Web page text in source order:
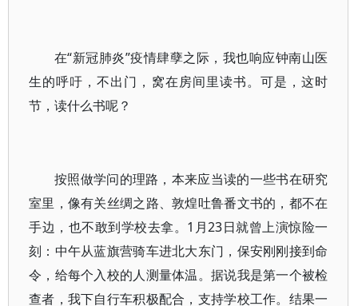
在“新冠肺炎”疫情肆孽之际，我也响应钟南山医
生的呼吁，不出门，窝在房间里读书。可是，这时
节，读什么书呢？
按照做学问的理路，本来应当读的一些书在研究
室里，像有关丝绸之路、敦煌吐鲁番文书的，都不在
手边，也不敢到学校去拿。1月23日就曾上演惊险一
刻：中午从蓝旗营骑车进北大东门，保安刚刚接到命
令，给每个入校的人测量体温。据说我是第一个被检
查者，我下自行车积极配合，支持学校工作。结果一